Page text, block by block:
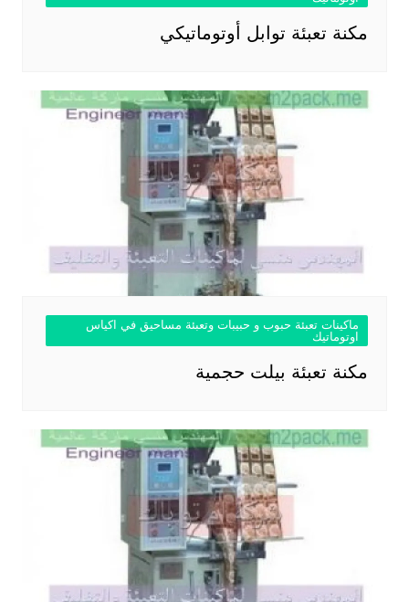
مكنة تعبئة توابل أوتوماتيكي
ماكينات تعبئة حبوب و حبيبات وتعبئة مساحيق في اكياس
اوتوماتيك
مكنة تعبئة بيلت حجمية